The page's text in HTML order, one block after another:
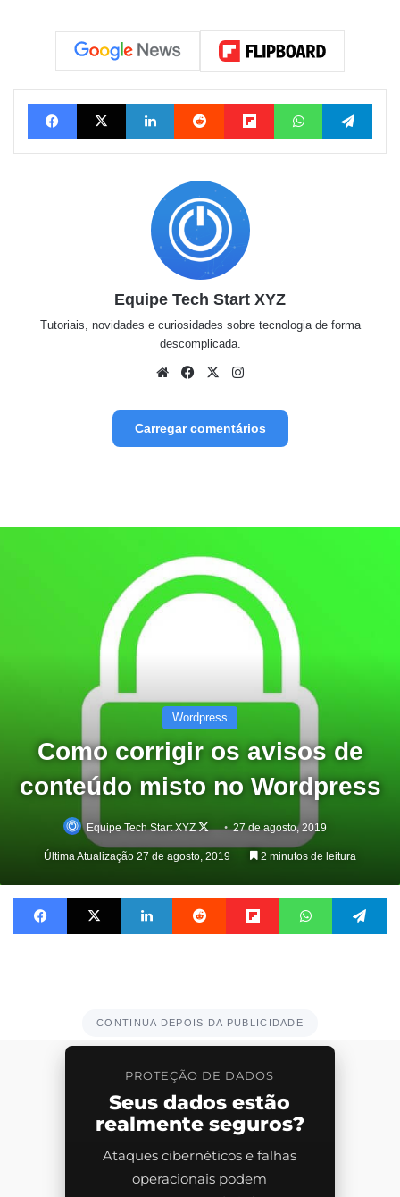
FacebookX Linkedin Reddit FlipboardWhatsApp
Equipe Tech Start XYZ
Tutoriais, novidades e curiosidades sobre tecnologia de forma
descomplicada.
WebsiteFacebook
X
Carregar comentários